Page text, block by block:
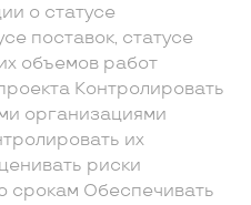
о статусе
поставок, статусе
объемов работ
Контролировать
организациями
их
риски
срокам Обеспечивать